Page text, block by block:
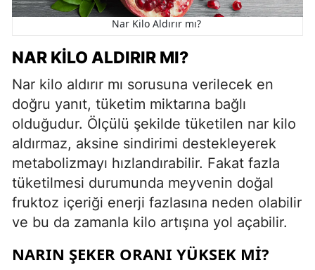
Nar Kilo Aldırır mı?
NAR KILO ALDIRIR MI?
Nar kilo aldırır mı sorusuna verilecek en
doğru yanıt, tüketim miktarına bağlı
olduğudur. Ölçülü şekilde tüketilen nar kilo
aldırmaz, aksine sindirimi destekleyerek
metabolizmayı hızlandırabilir. Fakat fazla
tüketilmesi durumunda meyvenin doğal
fruktoz içeriği enerji fazlasına neden olabilir
ve bu da zamanla kilo artışına yol açabilir.
NARIN ŞEKER ORANI YÜKSEK MI?